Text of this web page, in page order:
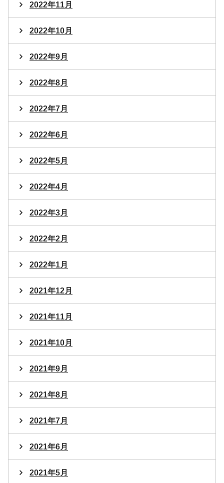
2022年11月
2022年10月
2022年9月
2022年8月
2022年7月
2022年6月
2022年5月
2022年4月
2022年3月
2022年2月
2022年1月
2021年12月
2021年11月
2021年10月
2021年9月
2021年8月
2021年7月
2021年6月
2021年5月